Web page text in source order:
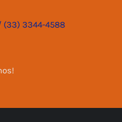
(33) 3344-4588